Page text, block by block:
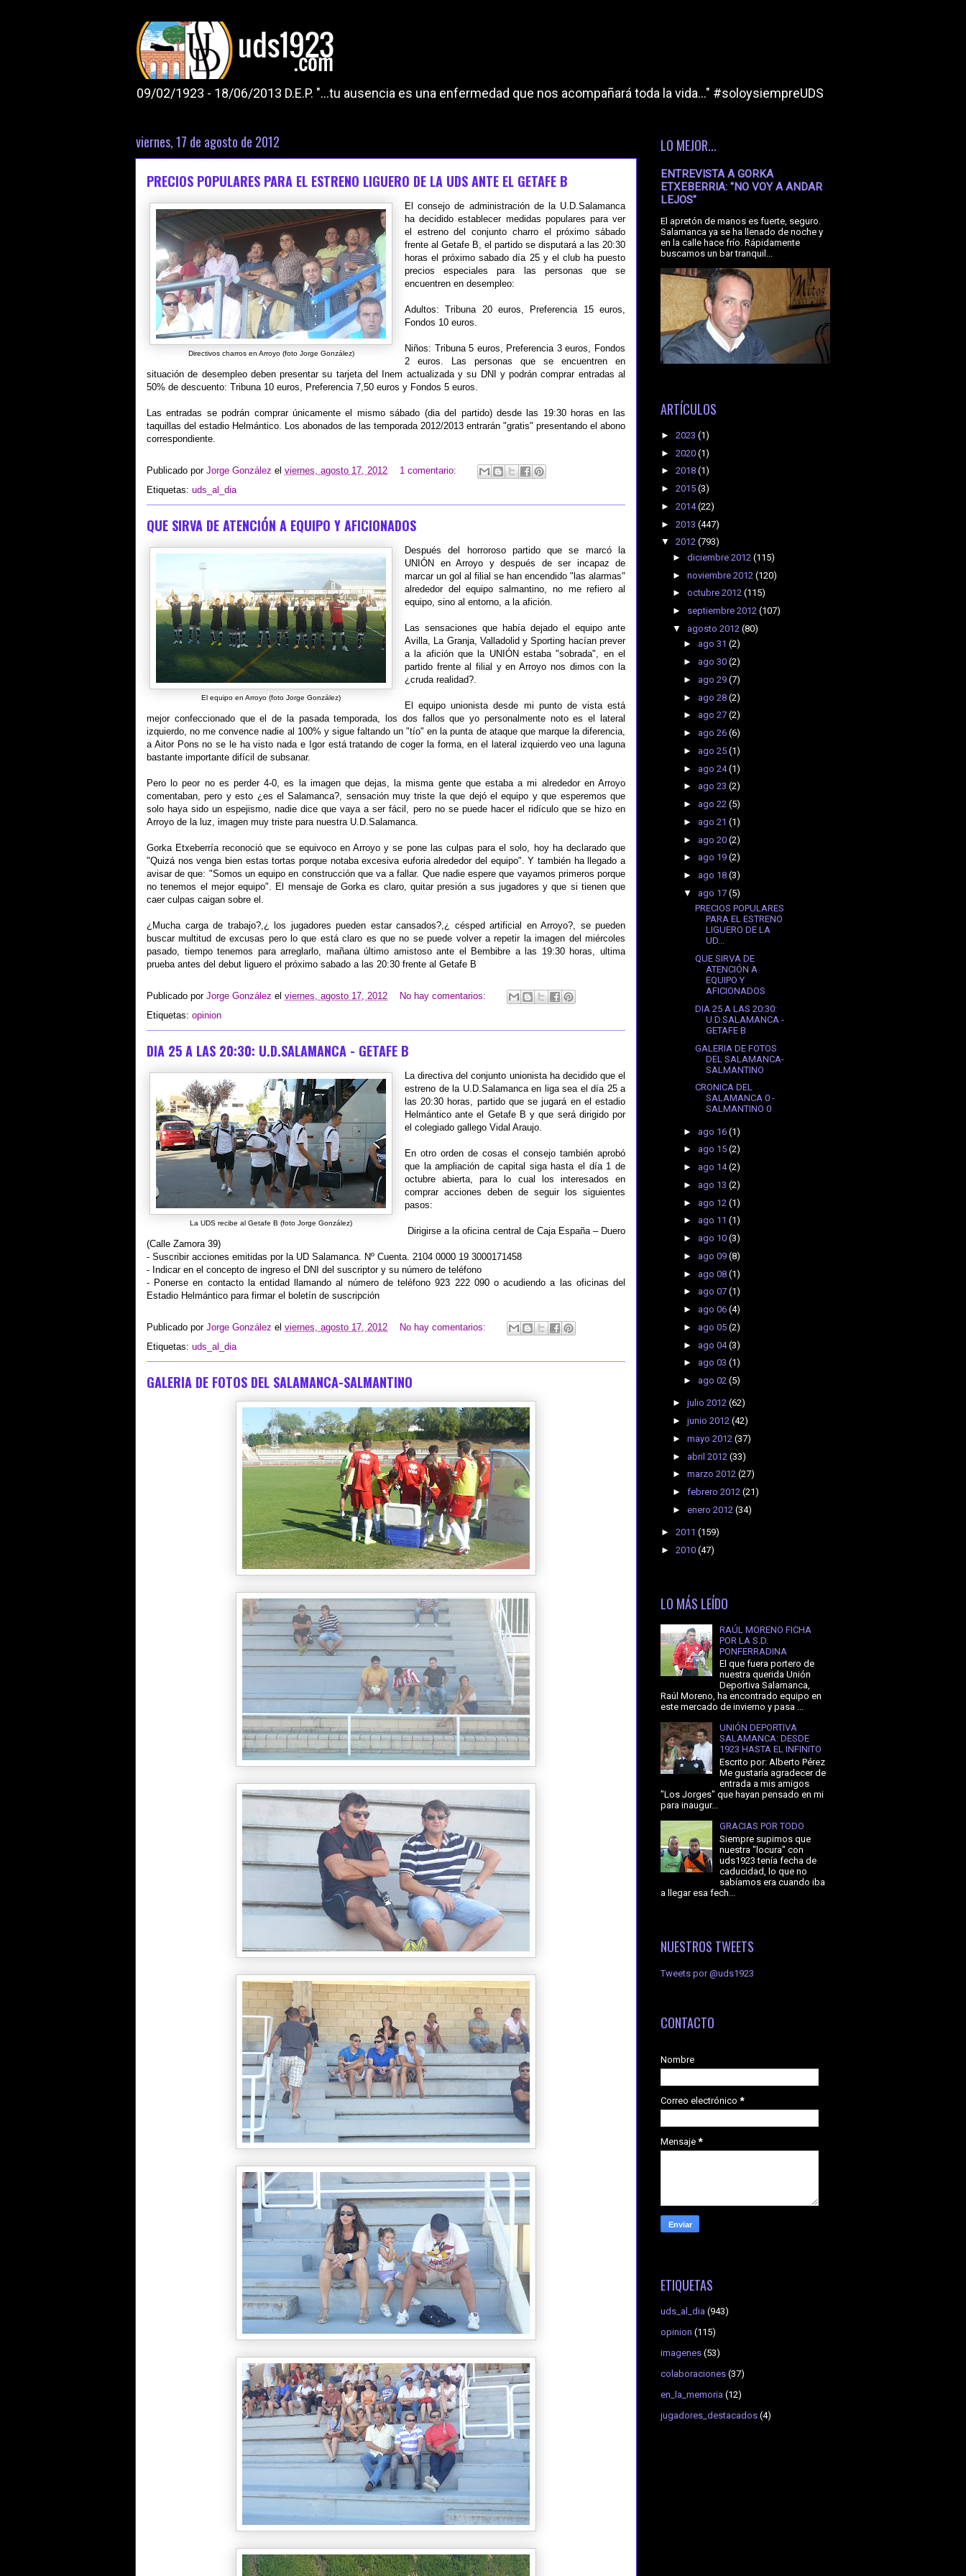
09/02/1923 - 18/06/2013 D.E.P. "...tu ausencia es una enfermedad que nos acompañará toda la vida..." #soloysiempreUDS
viernes, 17 de agosto de 2012
PRECIOS POPULARES PARA EL ESTRENO LIGUERO DE LA UDS ANTE EL GETAFE B
Directivos charros en Arroyo (foto Jorge González)
El consejo de administración de la U.D.Salamanca
ha decidido establecer medidas populares para ver
el estreno del conjunto charro el próximo sábado
frente al Getafe B, el partido se disputará a las 20:30
horas el próximo sabado día 25 y el club ha puesto
precios especiales para las personas que se
encuentren en desempleo:
Adultos: Tribuna 20 euros, Preferencia 15 euros,
Fondos 10 euros.
Niños: Tribuna 5 euros, Preferencia 3 euros, Fondos
2 euros. Las personas que se encuentren en
situación de desempleo deben presentar su tarjeta del Inem actualizada y su DNI y podrán comprar entradas al
50% de descuento: Tribuna 10 euros, Preferencia 7,50 euros y Fondos 5 euros.
Las entradas se podrán comprar únicamente el mismo sábado (dia del partido) desde las 19:30 horas en las
taquillas del estadio Helmántico. Los abonados de las temporada 2012/2013 entrarán "gratis" presentando el abono
correspondiente.
Publicado por Jorge González el viernes, agosto 17, 2012
1 comentario:
Etiquetas: uds_al_dia
QUE SIRVA DE ATENCIÓN A EQUIPO Y AFICIONADOS
El equipo en Arroyo (foto Jorge González)
Después del horroroso partido que se marcó la
UNIÓN en Arroyo y después de ser incapaz de
marcar un gol al filial se han encendido "las alarmas"
alrededor del equipo salmantino, no me refiero al
equipo, sino al entorno, a la afición.
Las sensaciones que había dejado el equipo ante
Avilla, La Granja, Valladolid y Sporting hacían prever
a la afición que la UNIÓN estaba "sobrada", en el
partido frente al filial y en Arroyo nos dimos con la
¿cruda realidad?.
El equipo unionista desde mi punto de vista está
mejor confeccionado que el de la pasada temporada, los dos fallos que yo personalmente noto es el lateral
izquierdo, no me convence nadie al 100% y sigue faltando un "tío" en la punta de ataque que marque la diferencia,
a Aitor Pons no se le ha visto nada e Igor está tratando de coger la forma, en el lateral izquierdo veo una laguna
bastante importante difícil de subsanar.
Pero lo peor no es perder 4-0, es la imagen que dejas, la misma gente que estaba a mi alrededor en Arroyo
comentaban, pero y esto ¿es el Salamanca?, sensación muy triste la que dejó el equipo y que esperemos que
solo haya sido un espejismo, nadie dice que vaya a ser fácil, pero no se puede hacer el ridículo que se hizo en
Arroyo de la luz, imagen muy triste para nuestra U.D.Salamanca.
Gorka Etxeberría reconoció que se equivoco en Arroyo y se pone las culpas para el solo, hoy ha declarado que
"Quizá nos venga bien estas tortas porque notaba excesiva euforia alrededor del equipo". Y también ha llegado a
avisar de que: "Somos un equipo en construcción que va a fallar. Que nadie espere que vayamos primeros porque
no tenemos el mejor equipo". El mensaje de Gorka es claro, quitar presión a sus jugadores y que si tienen que
caer culpas caigan sobre el.
¿Mucha carga de trabajo?,¿ los jugadores pueden estar cansados?,¿ césped artificial en Arroyo?, se pueden
buscar multitud de excusas pero lo que está claro es que no se puede volver a repetir la imagen del miércoles
pasado, tiempo tenemos para arreglarlo, mañana último amistoso ante el Bembibre a las 19:30 horas, ultima
prueba antes del debut liguero el próximo sabado a las 20:30 frente al Getafe B
Publicado por Jorge González el viernes, agosto 17, 2012
No hay comentarios:
Etiquetas: opinion
DIA 25 A LAS 20:30: U.D.SALAMANCA - GETAFE B
La UDS recibe al Getafe B (foto Jorge González)
La directiva del conjunto unionista ha decidido que el
estreno de la U.D.Salamanca en liga sea el día 25 a
las 20:30 horas, partido que se jugará en el estadio
Helmántico ante el Getafe B y que será dirigido por
el colegiado gallego Vidal Araujo.
En otro orden de cosas el consejo también aprobó
que la ampliación de capital siga hasta el día 1 de
octubre abierta, para lo cual los interesados en
comprar acciones deben de seguir los siguientes
pasos:
Dirigirse a la oficina central de Caja España – Duero
(Calle Zamora 39)
- Suscribir acciones emitidas por la UD Salamanca. Nº Cuenta. 2104 0000 19 3000171458
- Indicar en el concepto de ingreso el DNI del suscriptor y su número de teléfono
- Ponerse en contacto la entidad llamando al número de teléfono 923 222 090 o acudiendo a las oficinas del
Estadio Helmántico para firmar el boletín de suscripción
Publicado por Jorge González el viernes, agosto 17, 2012
No hay comentarios:
Etiquetas: uds_al_dia
GALERIA DE FOTOS DEL SALAMANCA-SALMANTINO
LO MEJOR...
ENTREVISTA A GORKA
ETXEBERRIA: "NO VOY A ANDAR
LEJOS"
El apretón de manos es fuerte, seguro.
Salamanca ya se ha llenado de noche y
en la calle hace frío. Rápidamente
buscamos un bar tranquil...
ARTÍCULOS
► 2023 (1)
► 2020 (1)
► 2018 (1)
► 2015 (3)
► 2014(22)
► 2013 (447)
▼ 2012 (793)
► diciembre 2012 (115)
► noviembre 2012 (120)
► octubre 2012 (115)
► septiembre 2012 (107)
▼ agosto 2012 (80)
►ago 31(2)
►ago 30(2)
►ago 29(7)
►ago 28(2)
►ago 27(2)
►ago 26(6)
►ago 25(1)
►ago 24(1)
►ago 23(2)
►ago 22(5)
►ago 21(1)
►ago 20(2)
►ago 19(2)
►ago 18(3)
▼ago 17(5)
PRECIOS POPULARES
PARA EL ESTRENO
LIGUERO DE LA
UD...
QUE SIRVA DE
ATENCIÓN A
EQUIPO Y
AFICIONADOS
DIA 25 A LAS 20:30:
U.D.SALAMANCA -
GETAFE B
GALERIA DE FOTOS
DEL SALAMANCA-
SALMANTINO
CRONICA DEL
SALAMANCA 0 -
SALMANTINO 0
►ago 16(1)
►ago 15(2)
►ago 14(2)
►ago 13(2)
►ago 12(1)
►ago 11(1)
►ago 10(3)
►ago 09(8)
►ago 08(1)
►ago 07(1)
►ago 06(4)
►ago 05(2)
►ago 04(3)
►ago 03(1)
►ago 02(5)
► julio 2012 (62)
► junio 2012 (42)
► mayo 2012 (37)
► abril 2012 (33)
► marzo 2012 (27)
► febrero 2012 (21)
► enero 2012 (34)
► 2011 (159)
► 2010 (47)
LO MÁS LEÍDO
RAÚL MORENO FICHA
POR LA S.D.
PONFERRADINA
El que fuera portero de
nuestra querida Unión
Deportiva Salamanca,
Raúl Moreno, ha encontrado equipo en
este mercado de invierno y pasa ...
UNIÓN DEPORTIVA
SALAMANCA: DESDE
1923 HASTA EL INFINITO
Escrito por: Alberto Pérez
Me gustaría agradecer de
entrada a mis amigos
"Los Jorges" que hayan pensado en mi
para inaugur...
GRACIAS POR TODO
Siempre supimos que
nuestra "locura" con
uds1923 tenía fecha de
caducidad, lo que no
sabíamos era cuando iba
a llegar esa fech...
NUESTROS TWEETS
Tweets por @uds1923
CONTACTO
Nombre
Correo electrónico *
Mensaje *
ETIQUETAS
uds_al_dia (943)
opinion (115)
imagenes (53)
colaboraciones (37)
en_la_memoria (12)
jugadores_destacados (4)